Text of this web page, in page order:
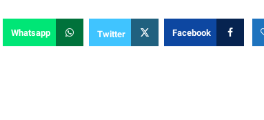
Facebook
Twitter
Whatsapp